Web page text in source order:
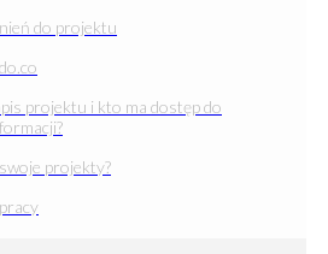
do projektu
projektu i kto ma dostęp do
projekty?